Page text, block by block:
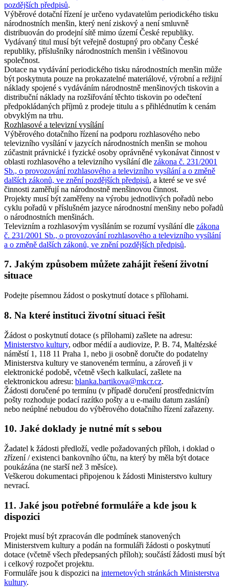
pozdějších předpisů.
Výběrové dotační řízení je určeno vydavatelům periodického tisku
národnostních menšin, který není ziskový a není smluvně
distribuován do prodejní sítě mimo území České republiky.
Vydávaný titul musí být veřejně dostupný pro občany České
republiky, příslušníky národnostních menšin i většinovou
společnost.
Dotace na vydávání periodického tisku národnostních menšin může
být poskytnuta pouze na prokazatelné materiálové, výrobní a režijní
náklady spojené s vydáváním národnostně menšinových tiskovin a
distribuční náklady na rozšiřování těchto tiskovin po odečtení
předpokládaných příjmů z prodeje titulu a s přihlédnutím k cenám
obvyklým na trhu.
Rozhlasové a televizní vysílání
Výběrového dotačního řízení na podporu rozhlasového nebo
televizního vysílání v jazycích národnostních menšin se mohou
zúčastnit právnické i fyzické osoby oprávněné vykonávat činnost v
oblasti rozhlasového a televizního vysílání dle zákona č. 231/2001
Sb., o provozování rozhlasového a televizního vysílání a o změně
dalších zákonů, ve znění pozdějších předpisů, a které se ve své
činnosti zaměřují na národnostně menšinovou činnost.
Projekty musí být zaměřeny na výrobu jednotlivých pořadů nebo
cyklu pořadů v příslušném jazyce národnostní menšiny nebo pořadů
o národnostních menšinách.
Televizním a rozhlasovým vysíláním se rozumí vysílání dle zákona
č. 231/2001 Sb., o provozování rozhlasového a televizního vysílání
a o změně dalších zákonů, ve znění pozdějších předpisů.
7. Jakým způsobem můžete zahájit řešení životní
situace
Podejte písemnou žádost o poskytnutí dotace s přílohami.
8. Na které instituci životní situaci řešit
Žádost o poskytnutí dotace (s přílohami) zašlete na adresu:
Ministerstvo kultury, odbor médií a audiovize, P. B. 74, Maltézské
náměstí 1, 118 11 Praha 1, nebo ji osobně doručte do podatelny
Ministerstva kultury ve stanoveném termínu, a zároveň ji v
elektronické podobě, včetně všech kalkulací, zašlete na
elektronickou adresu: blanka.bartikova@mkcr.cz.
Žádosti doručené po termínu (v případě doručení prostřednictvím
pošty rozhoduje podací razítko pošty a u e-mailu datum zaslání)
nebo neúplné nebudou do výběrového dotačního řízení zařazeny.
10. Jaké doklady je nutné mít s sebou
Žadatel k žádosti předloží, vedle požadovaných příloh, i doklad o
zřízení / existenci bankovního účtu, na který by měla být dotace
poukázána (ne starší než 3 měsíce).
Veškerou dokumentaci připojenou k žádosti Ministerstvo kultury
nevrací.
11. Jaké jsou potřebné formuláře a kde jsou k
dispozici
Projekt musí být zpracován dle podmínek stanovených
Ministerstvem kultury a podán na formuláři žádosti o poskytnutí
dotace (včetně všech předepsaných příloh); součástí žádosti musí být
i celkový rozpočet projektu.
Formuláře jsou k dispozici na internetových stránkách Ministerstva
kultury.